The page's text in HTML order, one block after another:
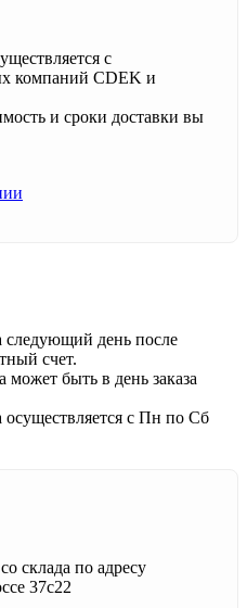
с
компаний CDEK и
и сроки доставки вы
следующий день после
счет.
может быть в день заказа
осуществляется с Пн по Сб
склада по адресу
37с22